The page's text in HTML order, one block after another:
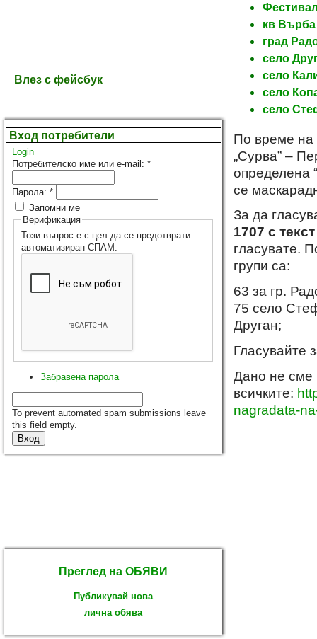
Влез с фейсбук
Вход потребители
Login
Потребителско име или e-mail: *
Парола: *
Запомни ме
Верификация
Този въпрос е с цел да се предотврати
автоматизиран СПАМ.
Забравена парола
To prevent automated spam submissions leave
this field empty.
Преглед на ОБЯВИ
Публикувай нова
лична обява
кв Върба
град
село
село
село
село
По време на
„Сурва” –
определена
се
За да
1707 с
гласувате.
групи са:
63 за гр.
75 село
Друган;
Гласувайте
Дано не сме
всичките:
nagradata-